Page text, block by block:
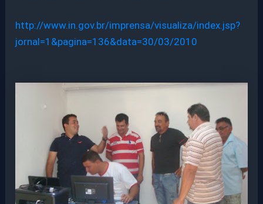
http://www.in.gov.br/imprensa/visualiza/index.jsp?
jornal=1&pagina=136&data=30/03/2010